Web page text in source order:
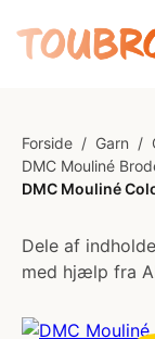
Forside / Garn /
DMC Mouliné
DMC Mouliné
Dele af
med hjælp fra